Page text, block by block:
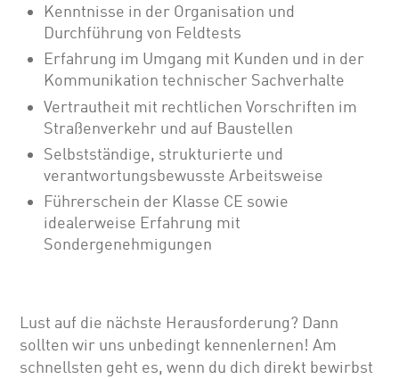
Kenntnisse in der Organisation und
Durchführung von Feldtests
Erfahrung im Umgang mit Kunden und in der
Kommunikation technischer Sachverhalte
Vertrautheit mit rechtlichen Vorschriften im
Straßenverkehr und auf Baustellen
Selbstständige, strukturierte und
verantwortungsbewusste Arbeitsweise
Führerschein der Klasse CE sowie
idealerweise Erfahrung mit
Sondergenehmigungen
Lust auf die nächste Herausforderung? Dann
sollten wir uns unbedingt kennenlernen! Am
schnellsten geht es, wenn du dich direkt bewirbst